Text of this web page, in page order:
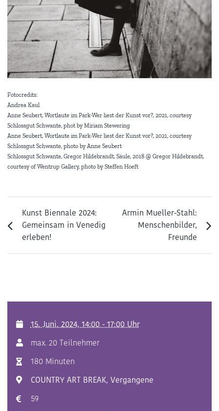
Fotocredits:
Andrea Kaul
Anne Seubert, Wortlaute im Park-Wer liest der Kunst vor?, 2021, courtesy
Schlossgut Schwante, phot by Miriam Stewering
Anne Seubert, Wortlaute im Park-Wer liest der Kunst vor?, 2021, courtesy
Schlossgut Schwante, photo by Anne Seubert
Schlossgut Schwante, Gregor Hildebrandt, Säule, 2018 @ Gregor Hildebrandt,
courtesy of Wentrup Gallery, photo by Steffen Hoeft
Kunst Biennale 2024:
Gemeinsam in Venedig
erleben!
Armin Mueller-Stahl:
Menschenbilder,
Freunde
15. Juni. 2024, 14:00 - 17:00 Uhr
max. 20 Teilnehmer
180 Minuten
COUNTRY ART BREAK, Vergangene
59